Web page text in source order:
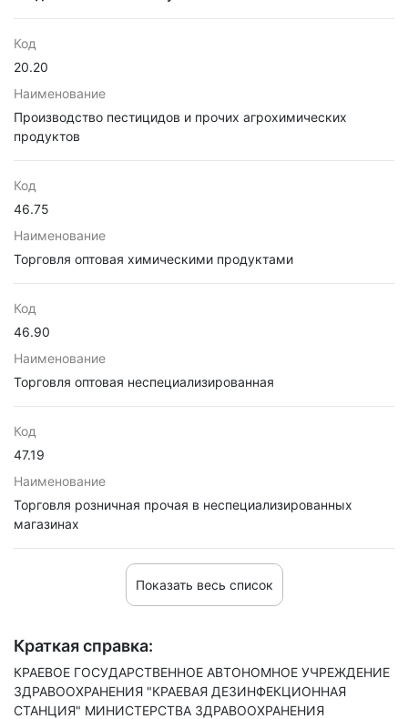
Код
20.20
Наименование
Производство пестицидов и прочих агрохимических
продуктов
Код
46.75
Наименование
Торговля оптовая химическими продуктами
Код
46.90
Наименование
Торговля оптовая неспециализированная
Код
47.19
Наименование
Торговля розничная прочая в неспециализированных
магазинах
Показать весь список
Краткая справка:
КРАЕВОЕ ГОСУДАРСТВЕННОЕ АВТОНОМНОЕ УЧРЕЖДЕНИЕ
ЗДРАВООХРАНЕНИЯ "КРАЕВАЯ ДЕЗИНФЕКЦИОННАЯ
СТАНЦИЯ" МИНИСТЕРСТВА ЗДРАВООХРАНЕНИЯ